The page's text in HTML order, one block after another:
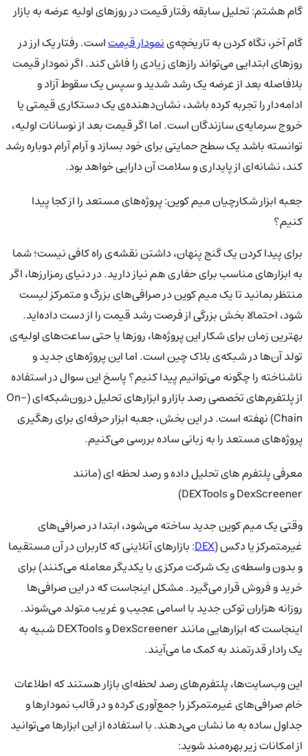
گام هشتم: تحلیل سابقه رفتار قیمت در روزهای اولیه عرضه به بازار
گام آخر، نگاه کردن به تاریخچه‌ینمودار قیمتاست. رفتار یک ارز در
روزهای ابتدایی می‌تواند رازهای زیادی را فاش کند. اگر نمودار قیمت
بلافاصله بعد از عرضه یک رشد شدید و سپس یک سقوط آزاد و
ادامه‌دار را تجربه کرده باشد، نشان‌دهنده‌ی یک دستکاری قیمتی یا
خروج سرمایه‌ی سازندگان است. اما اگر قیمت بعد از نوسانات اولیه،
توانسته باشد یک سطح حمایتی برای خود بسازد و آرام آرام دوباره رشد
کند، نشانه‌ای از پایداری و سلامت آن دارایی خواهد بود.
جعبه ابزار شکارچیان میم کوین: پروژه‌های مستعد را از کجا پیدا
کنیم؟
برای پیدا کردن یک گنج پنهان، داشتن نقشه‌ی راه کافی نیست؛ شما
به ابزارهای مناسب برای حفاری هم نیاز دارید. در دنیای رمزارزها، اگر
منتظر بمانید تا یک میم کوین در صرافی‌های بزرگ و متمرکز لیست
شود، احتمالا بخش بزرگی از فرصت رشد قیمت را از دست داده‌اید.
بهترین زمان برای شکار این پروژه‌ها، روزها یا حتی ساعت‌های اولیه‌ی
تولد آن‌ها در شبکه‌ی بلاک چین است. اما این پروژه‌های جدید و
ناشناخته را چگونه می‌توانیم پیدا کنیم؟ پاسخ این سوال در استفاده
از پلتفرم‌های تخصصی رصد بازار و ابزارهای تحلیل درون‌شبکه‌ای (On-
Chain) نهفته است. در این بخش، جعبه ابزار حرفه‌ای برای رهگیری
پروژه‌های مستعد را به زبانی ساده بررسی می‌کنیم.
معرفی پلتفرم های تحلیل داده و رصد لحظه ای (مانند
DexScreener و DEXTools)
وقتی یک میم کوین جدید ساخته می‌شود، ابتدا در صرافی‌های
غیرمتمرکز یا دکس (DEX: بازارهای آنلاینی که کاربران در آن مستقیما
و بدون واسطه‌ی یک شرکت مرکزی با یکدیگر معامله می‌کنند) برای
خرید و فروش قرار می‌گیرد. مشکل اینجاست که در این صرافی‌ها
روزانه هزاران توکن جدید با اسامی عجیب و غریب متولد می‌شوند.
اینجاست که ابزارهایی مانند DexScreener و DEXTools شبیه به
یک رادار قدرتمند به کمک ما می‌آیند.
این وب‌سایت‌ها، پلتفرم‌های رصد لحظه‌ای بازار هستند که اطلاعات
خام صرافی‌های غیرمتمرکز را جمع‌آوری کرده و در قالب نمودارها و
جداول ساده به ما نشان می‌دهند. با استفاده از این ابزارها می‌توانید
از امکانات زیر بهره‌مند شوید: